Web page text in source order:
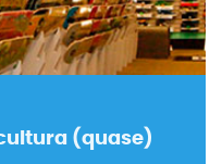
(quase)